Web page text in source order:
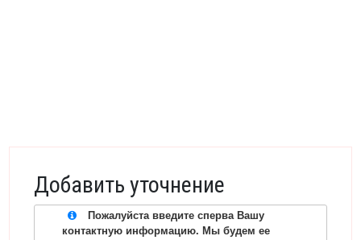
Добавить уточнение
Пожалуйста введите сперва Вашу
контактную информацию. Мы будем ее